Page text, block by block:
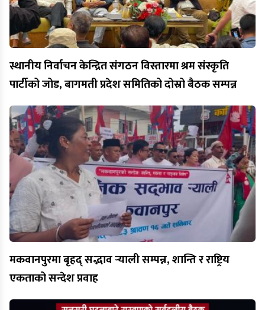
स्थानीय निर्वाचन केन्द्रित संगठन विस्तारमा श्रम संस्कृति
पार्टीको जोड, बागमती प्रदेश समितिको दोस्रो बैठक सम्पन्न
मकवानपुरमा बृहद् सद्भाव र्‍याली सम्पन्न, शान्ति र राष्ट्रिय
एकताको सन्देश प्रवाह